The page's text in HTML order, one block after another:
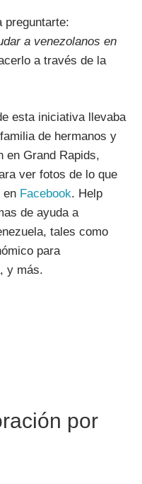
preguntarte:
a venezolanos en
a través de la
esta iniciativa llevaba
de hermanos y
en Grand Rapids,
ver fotos de lo que
en Facebook. Help
de ayuda a
tales como
para
y más.
por